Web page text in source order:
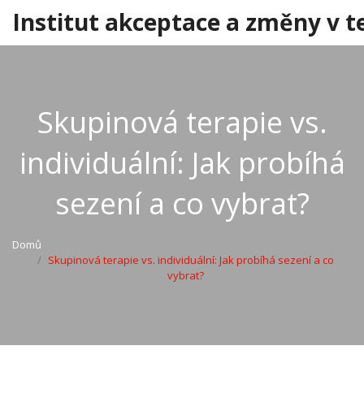
Institut akceptace a změny v
Skupinová terapie vs.
individuální: Jak probíhá
sezení a co vybrat?
Domů
Skupinová terapie vs. individuální: Jak probíhá sezení a co
vybrat?